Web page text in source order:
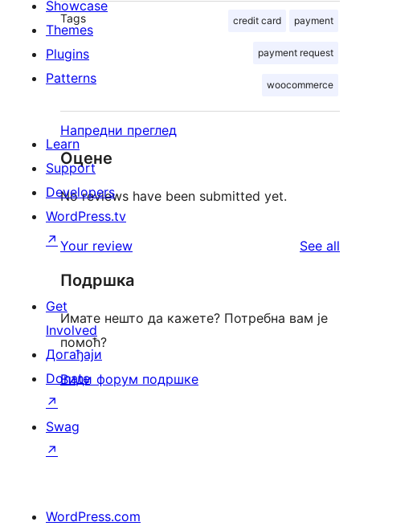
Tags credit card payment
payment request
woocommerce
Напредни преглед
Оцене
No reviews have been submitted yet.
Your review See all
Подршка
Имате нешто да кажете? Потребна вам је
помоћ?
Види форум подршке
Showcase
Themes
Plugins
Patterns
Learn
Support
Developers
WordPress.tv
↗
Get
Involved
Догађаји
Donate
↗
Swag
↗
WordPress.com